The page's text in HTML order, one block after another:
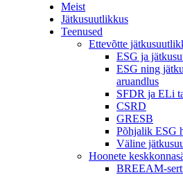
Meist
Jätkusuutlikkus
Teenused
Ettevõtte
ESG ja
ESG ning
aruandlus
SFDR ja ELi
CSRD
GRESB
Põhjalik ESG
Väline
Hoonete
BREEAM-